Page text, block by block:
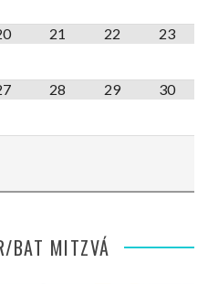
21 22 23
28 29 30
BAT MITZVÁ